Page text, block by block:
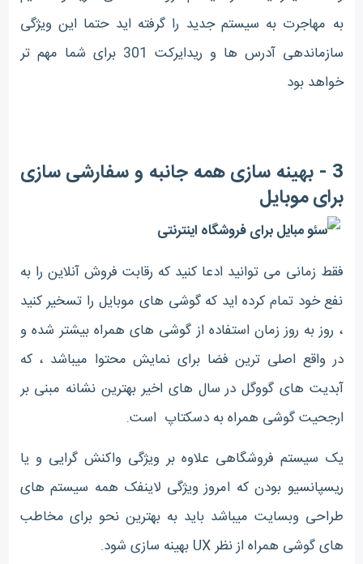
به مهاجرت به سیستم جدید را گرفته اید حتما این ویژگی
سازماندهی آدرس ها و ریدایرکت 301 برای شما مهم تر
خواهد بود
3 - بهینه سازی همه جانبه و سفارشی سازی
برای موبایل
فقط زمانی می توانید ادعا کنید که رقابت فروش آنلاین را به
نفع خود تمام کرده اید که گوشی های موبایل را تسخیر کنید
، روز به روز زمان استفاده از گوشی های همراه بیشتر شده و
در واقع اصلی ترین فضا برای نمایش محتوا میباشد ، که
آبدیت های گووگل در سال های اخیر بهترین نشانه مبنی بر
ارجحیت گوشی همراه به دسکتاپ است.
یک سیستم فروشگاهی علاوه بر ویژگی واکنش گرایی و یا
ریسپانسیو بودن که امروز ویژگی لاینفک همه سیستم های
طراحی وبسایت میباشد باید به بهترین نحو برای مخاطب
های گوشی همراه از نظر UX بهینه سازی شود.